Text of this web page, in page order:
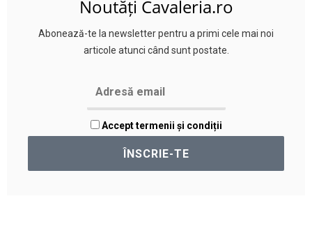
Noutăți Cavaleria.ro
Abonează-te la newsletter pentru a primi cele mai noi
articole atunci când sunt postate.
Accept termenii și condiții